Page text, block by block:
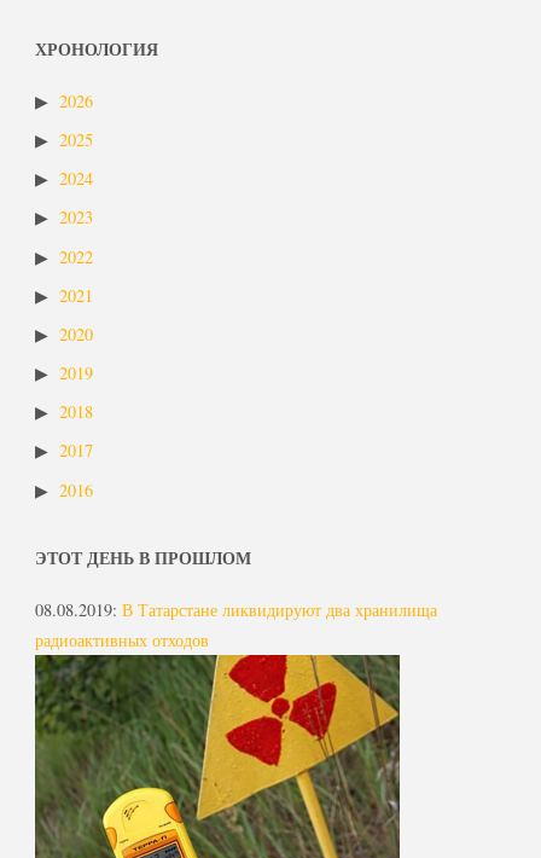
ХРОНОЛОГИЯ
2026
2025
2024
2023
2022
2021
2020
2019
2018
2017
2016
ЭТОТ ДЕНЬ В ПРОШЛОМ
08.08.2019: В Татарстане ликвидируют два хранилища
радиоактивных отходов